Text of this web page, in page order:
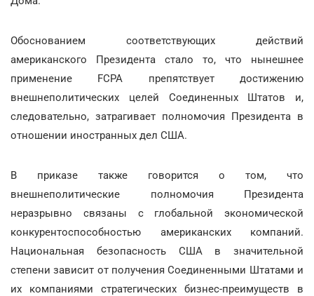
Обоснованием соответствующих действий
американского Президента стало то, что нынешнее
применение FCPA препятствует достижению
внешнеполитических целей Соединенных Штатов и,
следовательно, затрагивает полномочия Президента в
отношении иностранных дел США.
В приказе также говорится о том, что
внешнеполитические полномочия Президента
неразрывно связаны с глобальной экономической
конкурентоспособностью американских компаний.
Национальная безопасность США в значительной
степени зависит от получения Соединенными Штатами и
их компаниями стратегических бизнес-преимуществ в